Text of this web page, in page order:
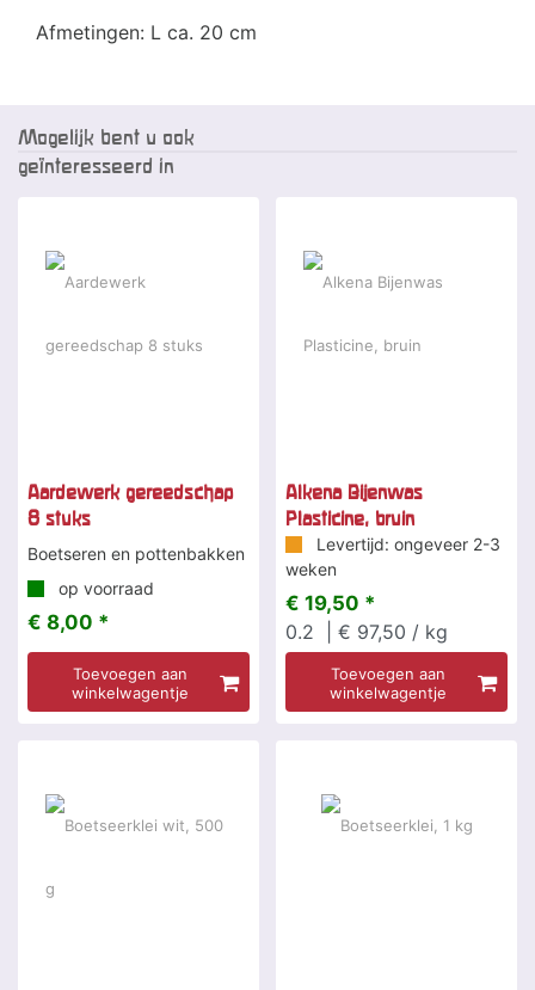
Afmetingen: L ca. 20 cm
Mogelijk bent u ook
geïnteresseerd in
Aardewerk gereedschap
8 stuks
Boetseren en pottenbakken
op voorraad
€ 8,00 *
Toevoegen aan
winkelwagentje
Alkena Bijenwas
Plasticine, bruin
Levertijd: ongeveer 2-3
weken
€ 19,50 *
0.2
| € 97,50 / kg
Toevoegen aan
winkelwagentje